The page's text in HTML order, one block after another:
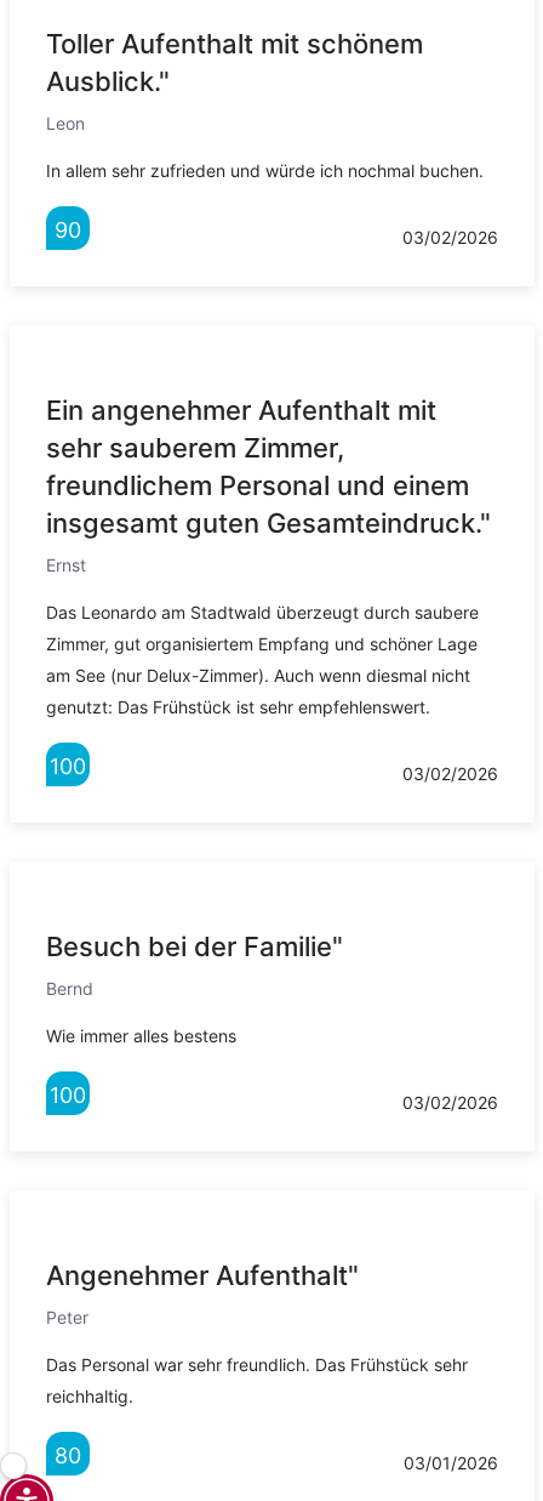
Toller Aufenthalt mit schönem
Ausblick."
Leon
In allem sehr zufrieden und würde ich nochmal buchen.
90 03/02/2026
Ein angenehmer Aufenthalt mit
sehr sauberem Zimmer,
freundlichem Personal und einem
insgesamt guten Gesamteindruck."
Ernst
Das Leonardo am Stadtwald überzeugt durch saubere
Zimmer, gut organisiertem Empfang und schöner Lage
am See (nur Delux-Zimmer). Auch wenn diesmal nicht
genutzt: Das Frühstück ist sehr empfehlenswert.
100 03/02/2026
Besuch bei der Familie"
Bernd
Wie immer alles bestens
100 03/02/2026
Angenehmer Aufenthalt"
Peter
Das Personal war sehr freundlich. Das Frühstück sehr
reichhaltig.
80 03/01/2026